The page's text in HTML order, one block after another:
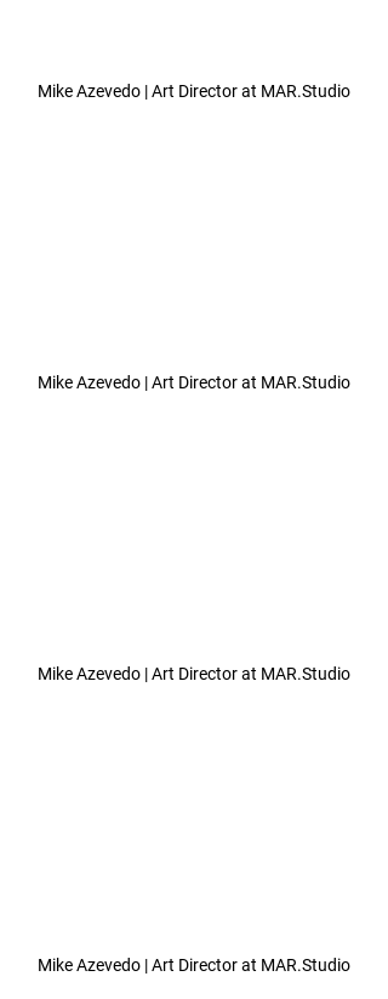
Mike Azevedo | Art Director at MAR.Studio
Mike Azevedo | Art Director at MAR.Studio
Mike Azevedo | Art Director at MAR.Studio
Mike Azevedo | Art Director at MAR.Studio